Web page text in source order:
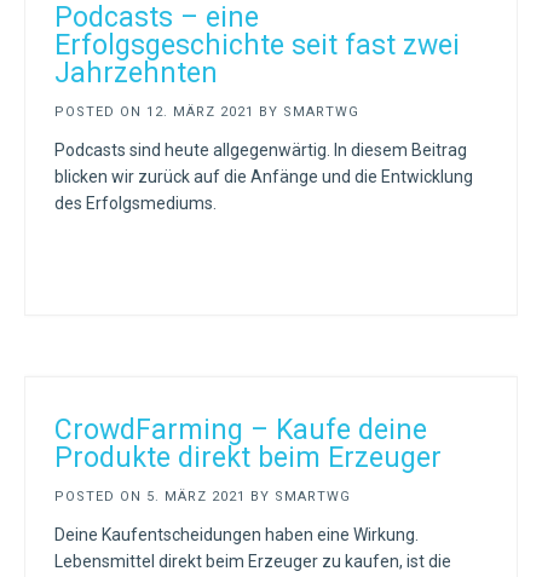
Podcasts – eine
Erfolgsgeschichte seit fast zwei
Jahrzehnten
POSTED ON 12. MÄRZ 2021 BY SMARTWG
Podcasts sind heute allgegenwärtig. In diesem Beitrag
blicken wir zurück auf die Anfänge und die Entwicklung
des Erfolgsmediums.
CrowdFarming – Kaufe deine
Produkte direkt beim Erzeuger
POSTED ON 5. MÄRZ 2021 BY SMARTWG
Deine Kaufentscheidungen haben eine Wirkung.
Lebensmittel direkt beim Erzeuger zu kaufen, ist die